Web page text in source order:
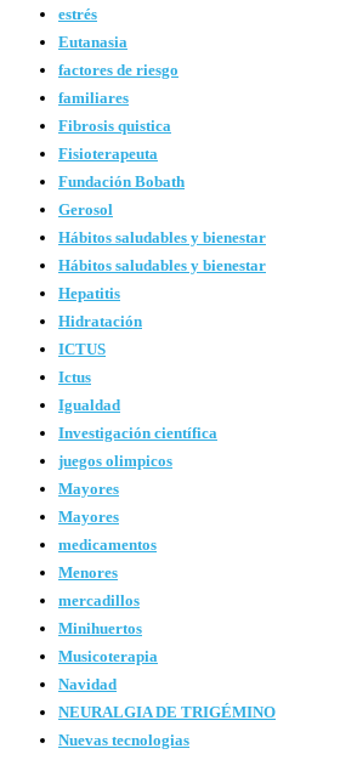
estrés
Eutanasia
factores de riesgo
familiares
Fibrosis quistica
Fisioterapeuta
Fundación Bobath
Gerosol
Hábitos saludables y bienestar
Hábitos saludables y bienestar
Hepatitis
Hidratación
ICTUS
Ictus
Igualdad
Investigación científica
juegos olimpicos
Mayores
Mayores
medicamentos
Menores
mercadillos
Minihuertos
Musicoterapia
Navidad
NEURALGIA DE TRIGÉMINO
Nuevas tecnologias